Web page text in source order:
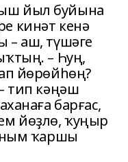
йыл буйына
кинәт кенә
– аш, түшәге
– Һуң,
йөрөйһөң?
тип кәңәш
барғас,
йөҙлө, ҡуңыр
ҡаршы